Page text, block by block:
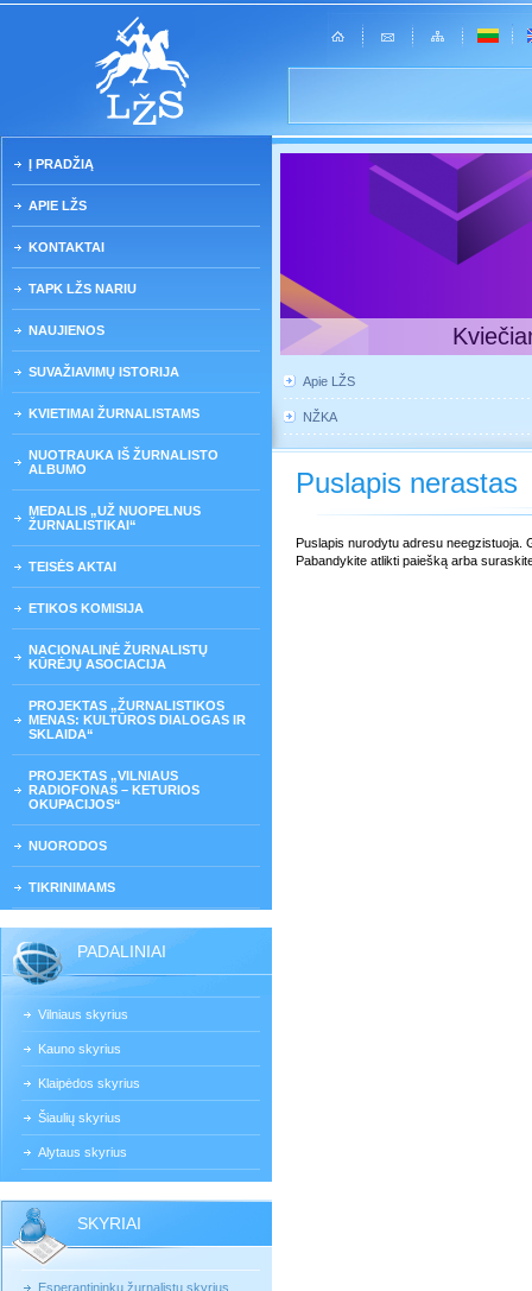
Į PRADŽIĄ
APIE LŽS
KONTAKTAI
TAPK LŽS NARIU
NAUJIENOS
SUVAŽIAVIMŲ ISTORIJA
KVIETIMAI ŽURNALISTAMS
NUOTRAUKA IŠ ŽURNALISTO
ALBUMO
MEDALIS „UŽ NUOPELNUS
ŽURNALISTIKAI“
TEISĖS AKTAI
ETIKOS KOMISIJA
NACIONALINĖ ŽURNALISTŲ
KŪRĖJŲ ASOCIACIJA
PROJEKTAS „ŽURNALISTIKOS
MENAS: KULTŪROS DIALOGAS IR
SKLAIDA“
PROJEKTAS „VILNIAUS
RADIOFONAS – KETURIOS
OKUPACIJOS“
NUORODOS
TIKRINIMAMS
PADALINIAI
Vilniaus skyrius
Kauno skyrius
Klaipėdos skyrius
Šiaulių skyrius
Alytaus skyrius
SKYRIAI
Esperantininkų žurnalistų skyrius
Apie LŽS
NŽKA
Puslapis nerastas
Puslapis nurodytu adresu neegzistuoja.
Pabandykite atlikti paiešką arba